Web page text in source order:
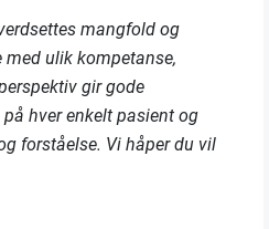
mangfold og
ulik kompetanse,
gir gode
hver enkelt pasient og
forståelse. Vi håper du vil